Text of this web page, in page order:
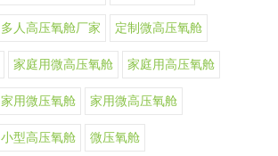
多人高压氧舱厂家 定制微高压氧舱
家庭用微高压氧舱 家庭用高压氧舱
家用微压氧舱 家用微高压氧舱
小型高压氧舱 微压氧舱